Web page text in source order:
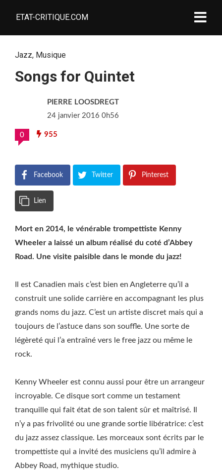
ETAT-CRITIQUE.COM
Jazz, Musique
Songs for Quintet
PIERRE LOOSDREGT
24 janvier 2016 0h56
0 955
Facebook Twitter Pinterest
Lien
Mort en 2014, le vénérable trompettiste Kenny
Wheeler a laissé un album réalisé du coté d’Abbey
Road. Une visite paisible dans le monde du jazz!
Il est Canadien mais c’est bien en Angleterre qu’il a
construit une solide carrière en accompagnant les plus
grands noms du jazz. C’est un artiste discret mais qui a
toujours de l’astuce dans son souffle. Une sorte de
légèreté qui l’a entraîné vers le free jazz ou même le
rock.
Kenny Wheeler est connu aussi pour être un arrangeur
incroyable. Ce disque sort comme un testament
tranquille qui fait état de son talent sûr et maîtrisé. Il
n’y a pas frivolité ou une grande sortie libératrice: c’est
du jazz assez classique. Les morceaux sont écrits par le
trompettiste qui a invité des musiciens qu’il admire à
Abbey Road, mythique studio.